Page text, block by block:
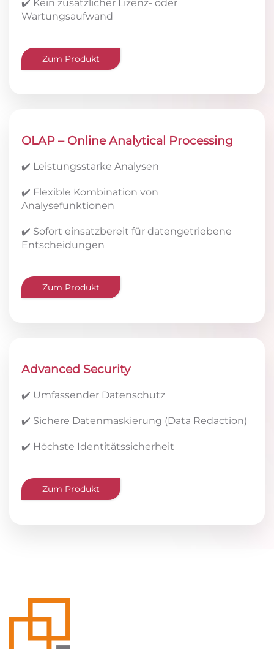
✔️ Kein zusätzlicher Lizenz- oder
Wartungsaufwand
Zum Produkt
OLAP – Online Analytical Processing
✔️ Leistungsstarke Analysen
✔️ Flexible Kombination von
Analysefunktionen
✔️ Sofort einsatzbereit für datengetriebene
Entscheidungen
Zum Produkt
Advanced Security
✔️ Umfassender Datenschutz
✔️ Sichere Datenmaskierung (Data Redaction)
✔️ Höchste Identitätssicherheit
Zum Produkt